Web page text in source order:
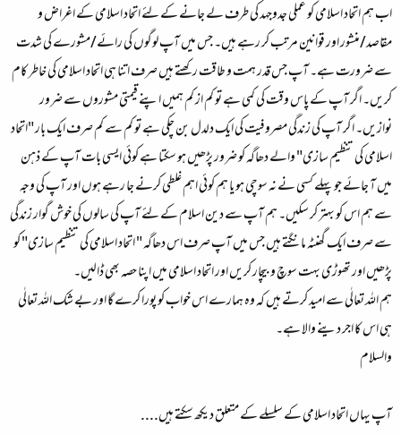
اب ہم اتحاد اسلامی کو عملی جدوجہد کی طرف لے جانے کے لئے اتحاد اسلامی کے اغراض و
مقاصد/منشور اور قوانین مرتب کر رہے ہیں۔ جس میں آپ لوگوں کی رائے/مشورے کی شدت
سے ضرورت ہے۔ آپ جس قدر ہمت و طاقت رکھتے ہیں صرف اتنا ہی اتحاد اسلامی کی خاطر کام
کریں۔ اگر آپ کے پاس وقت کی کمی ہے تو کم از کم ہمیں اپنے قیمتی مشوروں سے ضرور
نوازیں۔ اگر آپ کی زندگی مصروفیت کی ایک دلدل بن چکی ہے تو کم سے کم صرف ایک بار "اتحاد
اسلامی کی تنظیم سازی" والے دھاگہ کو ضرور پڑھیں ہو سکتا ہے کوئی ایسی بات آپ کے ذہن
میں آ جائے جو پہلے کسی نے نہ سوچی ہو یا ہم کوئی اہم غلطی کرنے جا رہے ہوں اور آپ کی وجہ
سے ہم اس کو بہتر کر سکیں۔ ہم آپ سے دین اسلام کے لئے آپ کی سالوں کی خوش گوار زندگی
سے صرف ایک گھنٹہ مانگتے ہیں جس میں آپ صرف اس دھاگہ " اتحاد اسلامی کی تنظیم سازی" کو
پڑھیں اور تھوڑی بہت سوچ و بیچار کریں اور اتحاد اسلامی میں اپنا حصہ بھی ڈالیں۔
ہم اللہ تعالٰی سے امید کرتے ہیں کہ وہ ہمارے اس خواب کو پورا کرے گا اور بے شک اللہ تعالٰی
ہی اس کا اجر دینے والا ہے۔
والسلام
آپ یہاں اتحاد اسلامی کے سلسلے کے متعلق دیکھ سکتے ہیں....